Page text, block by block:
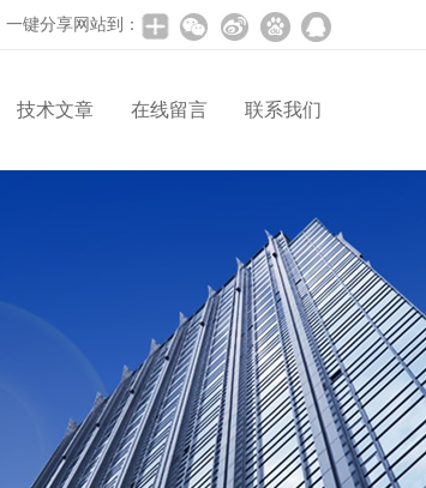
一键分享网站到：
技术文章 在线留言 联系我们